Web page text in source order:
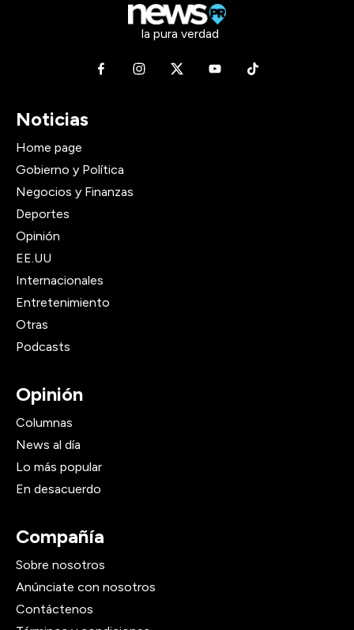
la pura verdad
Noticias
Home page
Gobierno y Política
Negocios y Finanzas
Deportes
Opinión
EE.UU
Internacionales
Entretenimiento
Otras
Podcasts
Opinión
Columnas
News al día
Lo más popular
En desacuerdo
Compañía
Sobre nosotros
Anúnciate con nosotros
Contáctenos